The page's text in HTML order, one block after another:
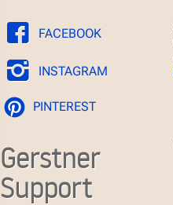
FACEBOOK
INSTAGRAM
PINTEREST
Gerstner
Support